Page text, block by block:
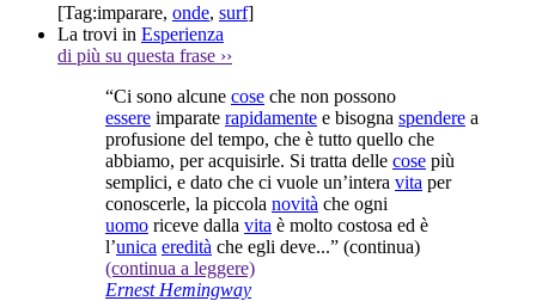
[Tag:imparare, onde, surf]
La trovi in Esperienza
di più su questa frase ››
“Ci sono alcune cose che non possono
essere imparate rapidamente e bisogna spendere a
profusione del tempo, che è tutto quello che
abbiamo, per acquisirle. Si tratta delle cose più
semplici, e dato che ci vuole un’intera vita per
conoscerle, la piccola novità che ogni
uomo riceve dalla vita è molto costosa ed è
l’unica eredità che egli deve...” (continua)
(continua a leggere)
Ernest Hemingway